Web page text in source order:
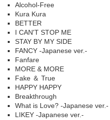
Alcohol-Free
Kura Kura
BETTER
I CAN'T STOP ME
STAY BY MY SIDE
FANCY -Japanese ver.-
Fanfare
MORE & MORE
Fake ＆ True
HAPPY HAPPY
Breakthrough
What is Love? -Japanese ver.-
LIKEY -Japanese ver.-